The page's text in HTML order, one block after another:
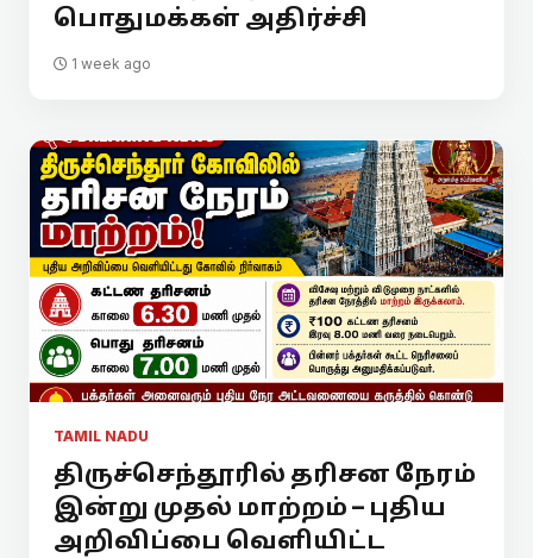
பொதுமக்கள் அதிர்ச்சி
1 week ago
TAMIL NADU
திருச்செந்தூரில் தரிசன நேரம்
இன்று முதல் மாற்றம் – புதிய
அறிவிப்பை வெளியிட்ட